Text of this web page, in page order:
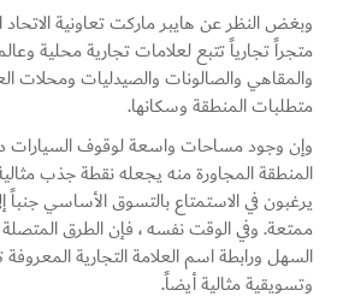
متجراً تجارياً تتبع لعلامات تجارية محلية
والمقاهي والصالونات والصيدليات ومحلات
متطلبات المنطقة وسكانها.
وإن وجود مساحات واسعة لوقوف السيارات
المنطقة المجاورة منه يجعله نقطة جذب
يرغبون في الاستمتاع بالتسوق الأساسي
ممتعة. وفي الوقت نفسه ، فإن الطرق المتصلة
السهل ورابطة اسم العلامة التجارية
وتسويقية مثالية أيضاً.
Set Youtube Channel ID